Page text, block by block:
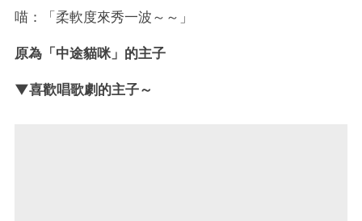
喵：「柔軟度來秀一波～～」
原為「中途貓咪」的主子
▼喜歡唱歌劇的主子～